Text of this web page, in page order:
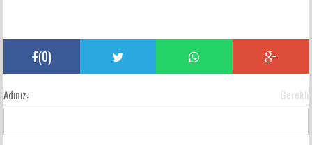
(0)
Adınız: Gerekli